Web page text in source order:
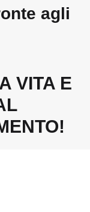
agli
VITA E